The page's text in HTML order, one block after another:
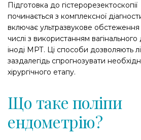
Підготовка до гістерорезектоскопії
починається з комплексної
включає ультразвукове
числі з використанням вагінального
іноді МРТ. Ці способи дозволяють
заздалегідь спрогнозувати
хірургічного етапу.
Що таке поліпи
ендометрію?